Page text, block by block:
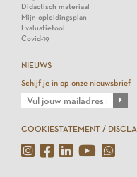
Didactisch materiaal
Mijn opleidingsplan
Evaluatietool
Covid-19
NIEUWS
Schijf je in op onze nieuwsbrief
COOKIESTATEMENT /